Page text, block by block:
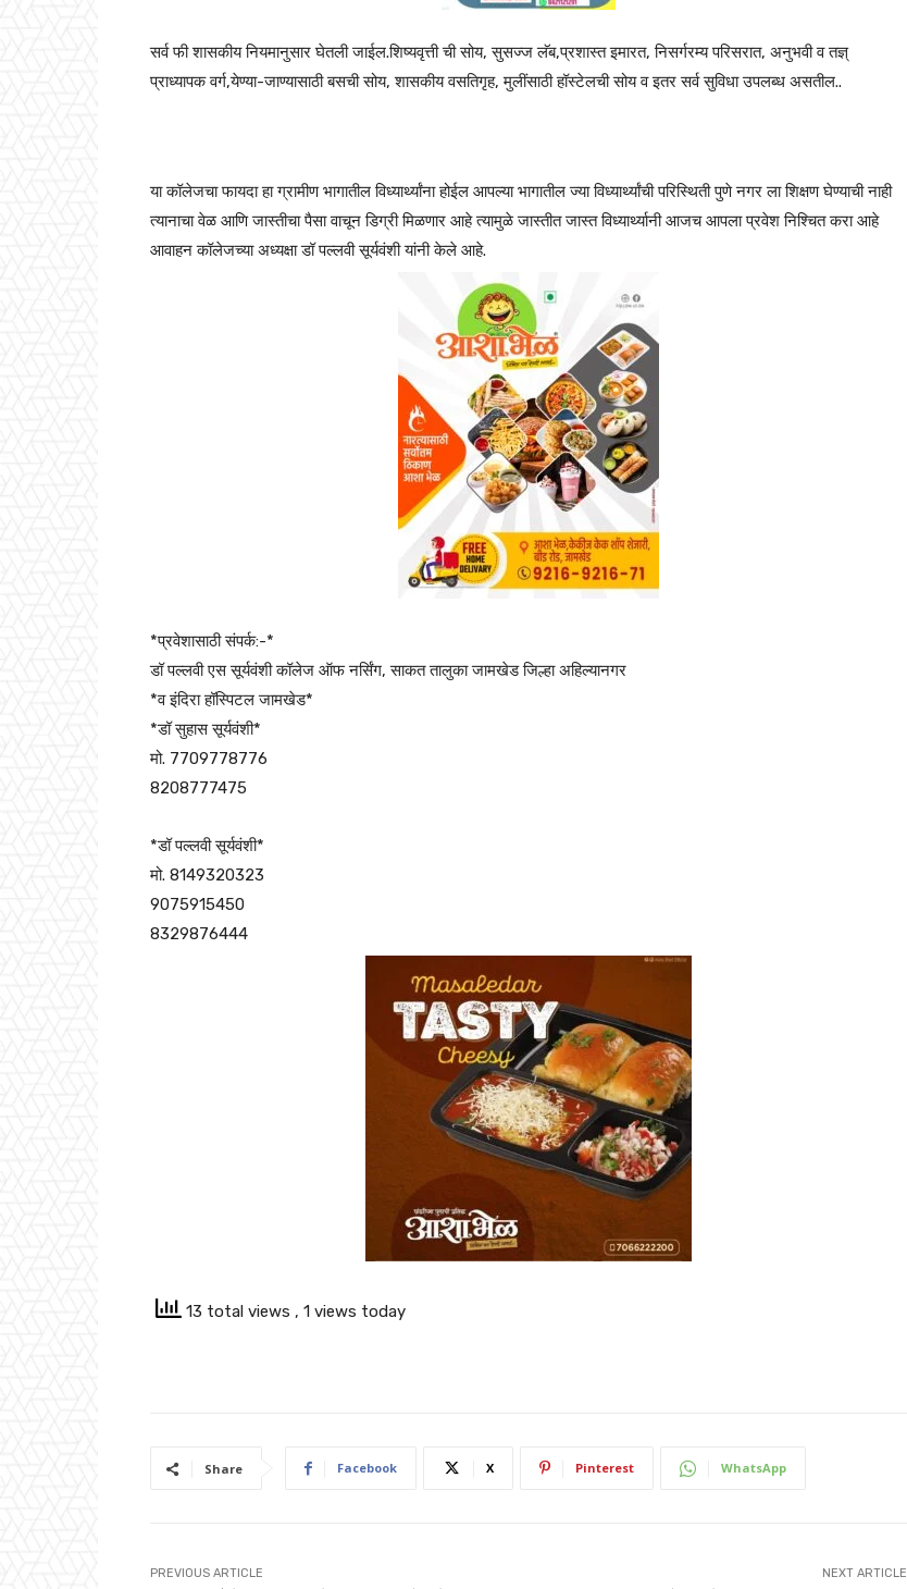
सर्व फी शासकीय नियमानुसार घेतली जाईल.शिष्यवृत्ती ची सोय, सुसज्ज लॅब,प्रशास्त इमारत, निसर्गरम्य परिसरात, अनुभवी व तज्ञ्
प्राध्यापक वर्ग,येण्या-जाण्यासाठी बसची सोय, शासकीय वसतिगृह, मुलींसाठी हॉस्टेलची सोय व इतर सर्व सुविधा उपलब्ध असतील..
या कॉलेजचा फायदा हा ग्रामीण भागातील विध्यार्थ्यांना होईल आपल्या भागातील ज्या विध्यार्थ्यांची परिस्थिती पुणे नगर ला शिक्षण घेण्याची नाही
त्यानाचा वेळ आणि जास्तीचा पैसा वाचून डिग्री मिळणार आहे त्यामुळे जास्तीत जास्त विध्यार्थ्यानी आजच आपला प्रवेश निश्चित करा आहे
आवाहन कॉलेजच्या अध्यक्षा डॉ पल्लवी सूर्यवंशी यांनी केले आहे.
*प्रवेशासाठी संपर्क:-*
डॉ पल्लवी एस सूर्यवंशी कॉलेज ऑफ नर्सिंग, साकत तालुका जामखेड जिल्हा अहिल्यानगर
*व इंदिरा हॉस्पिटल जामखेड*
*डॉ सुहास सूर्यवंशी*
मो. 7709778776
8208777475
*डॉ पल्लवी सूर्यवंशी*
मो. 8149320323
9075915450
8329876444
13 total views , 1 views today
Share Facebook X Pinterest WhatsApp
PREVIOUS ARTICLE NEXT ARTICLE